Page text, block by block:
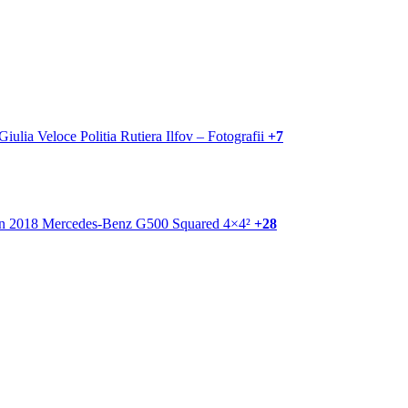
+7
+28